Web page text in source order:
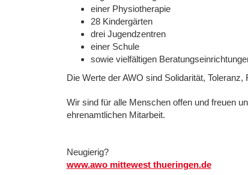
einer Physiotherapie
28 Kindergärten
drei Jugendzentren
einer Schule
sowie vielfältigen
Die Werte der AWO sind Solidarität,
Wir sind für alle Menschen offen und freuen
ehrenamtlichen Mitarbeit.
Neugierig?
www.awo mittewest thueringen.de